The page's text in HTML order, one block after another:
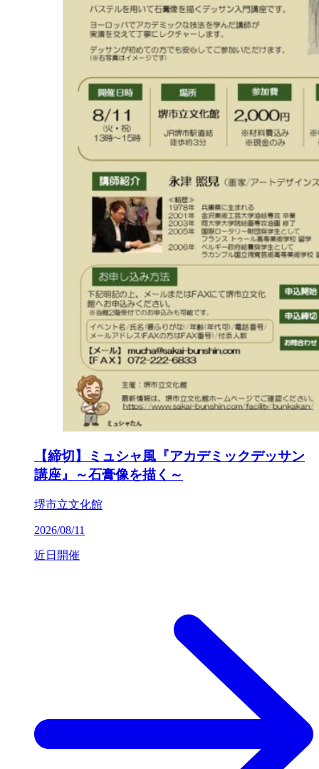
【締切】ミュシャ風『アカデミックデッサン
講座』～石膏像を描く～
堺市立文化館
2026/08/11
近日開催